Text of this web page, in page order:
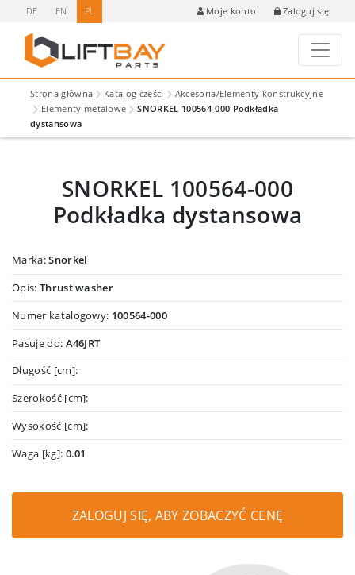
DE EN PL Moje konto Zaloguj się
Strona główna Katalog części
Akcesoria/Elementy konstrukcyjne
Elementy metalowe
SNORKEL 100564-000 Podkładka
dystansowa
SNORKEL 100564-000
Podkładka dystansowa
Marka:Snorkel
Opis: Thrust washer
Numer katalogowy: 100564-000
Pasuje do: A46JRT
Długość [cm]:
Szerokość [cm]:
Wysokość [cm]:
Waga [kg]: 0.01
ZALOGUJ SIĘ, ABY ZOBACZYĆ CENĘ